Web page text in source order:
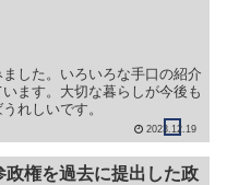
した。いろいろな手口の紹介
ます。大切な暮らしが今後も
れしいです。
2023.12.19
政権を過去に提出した政